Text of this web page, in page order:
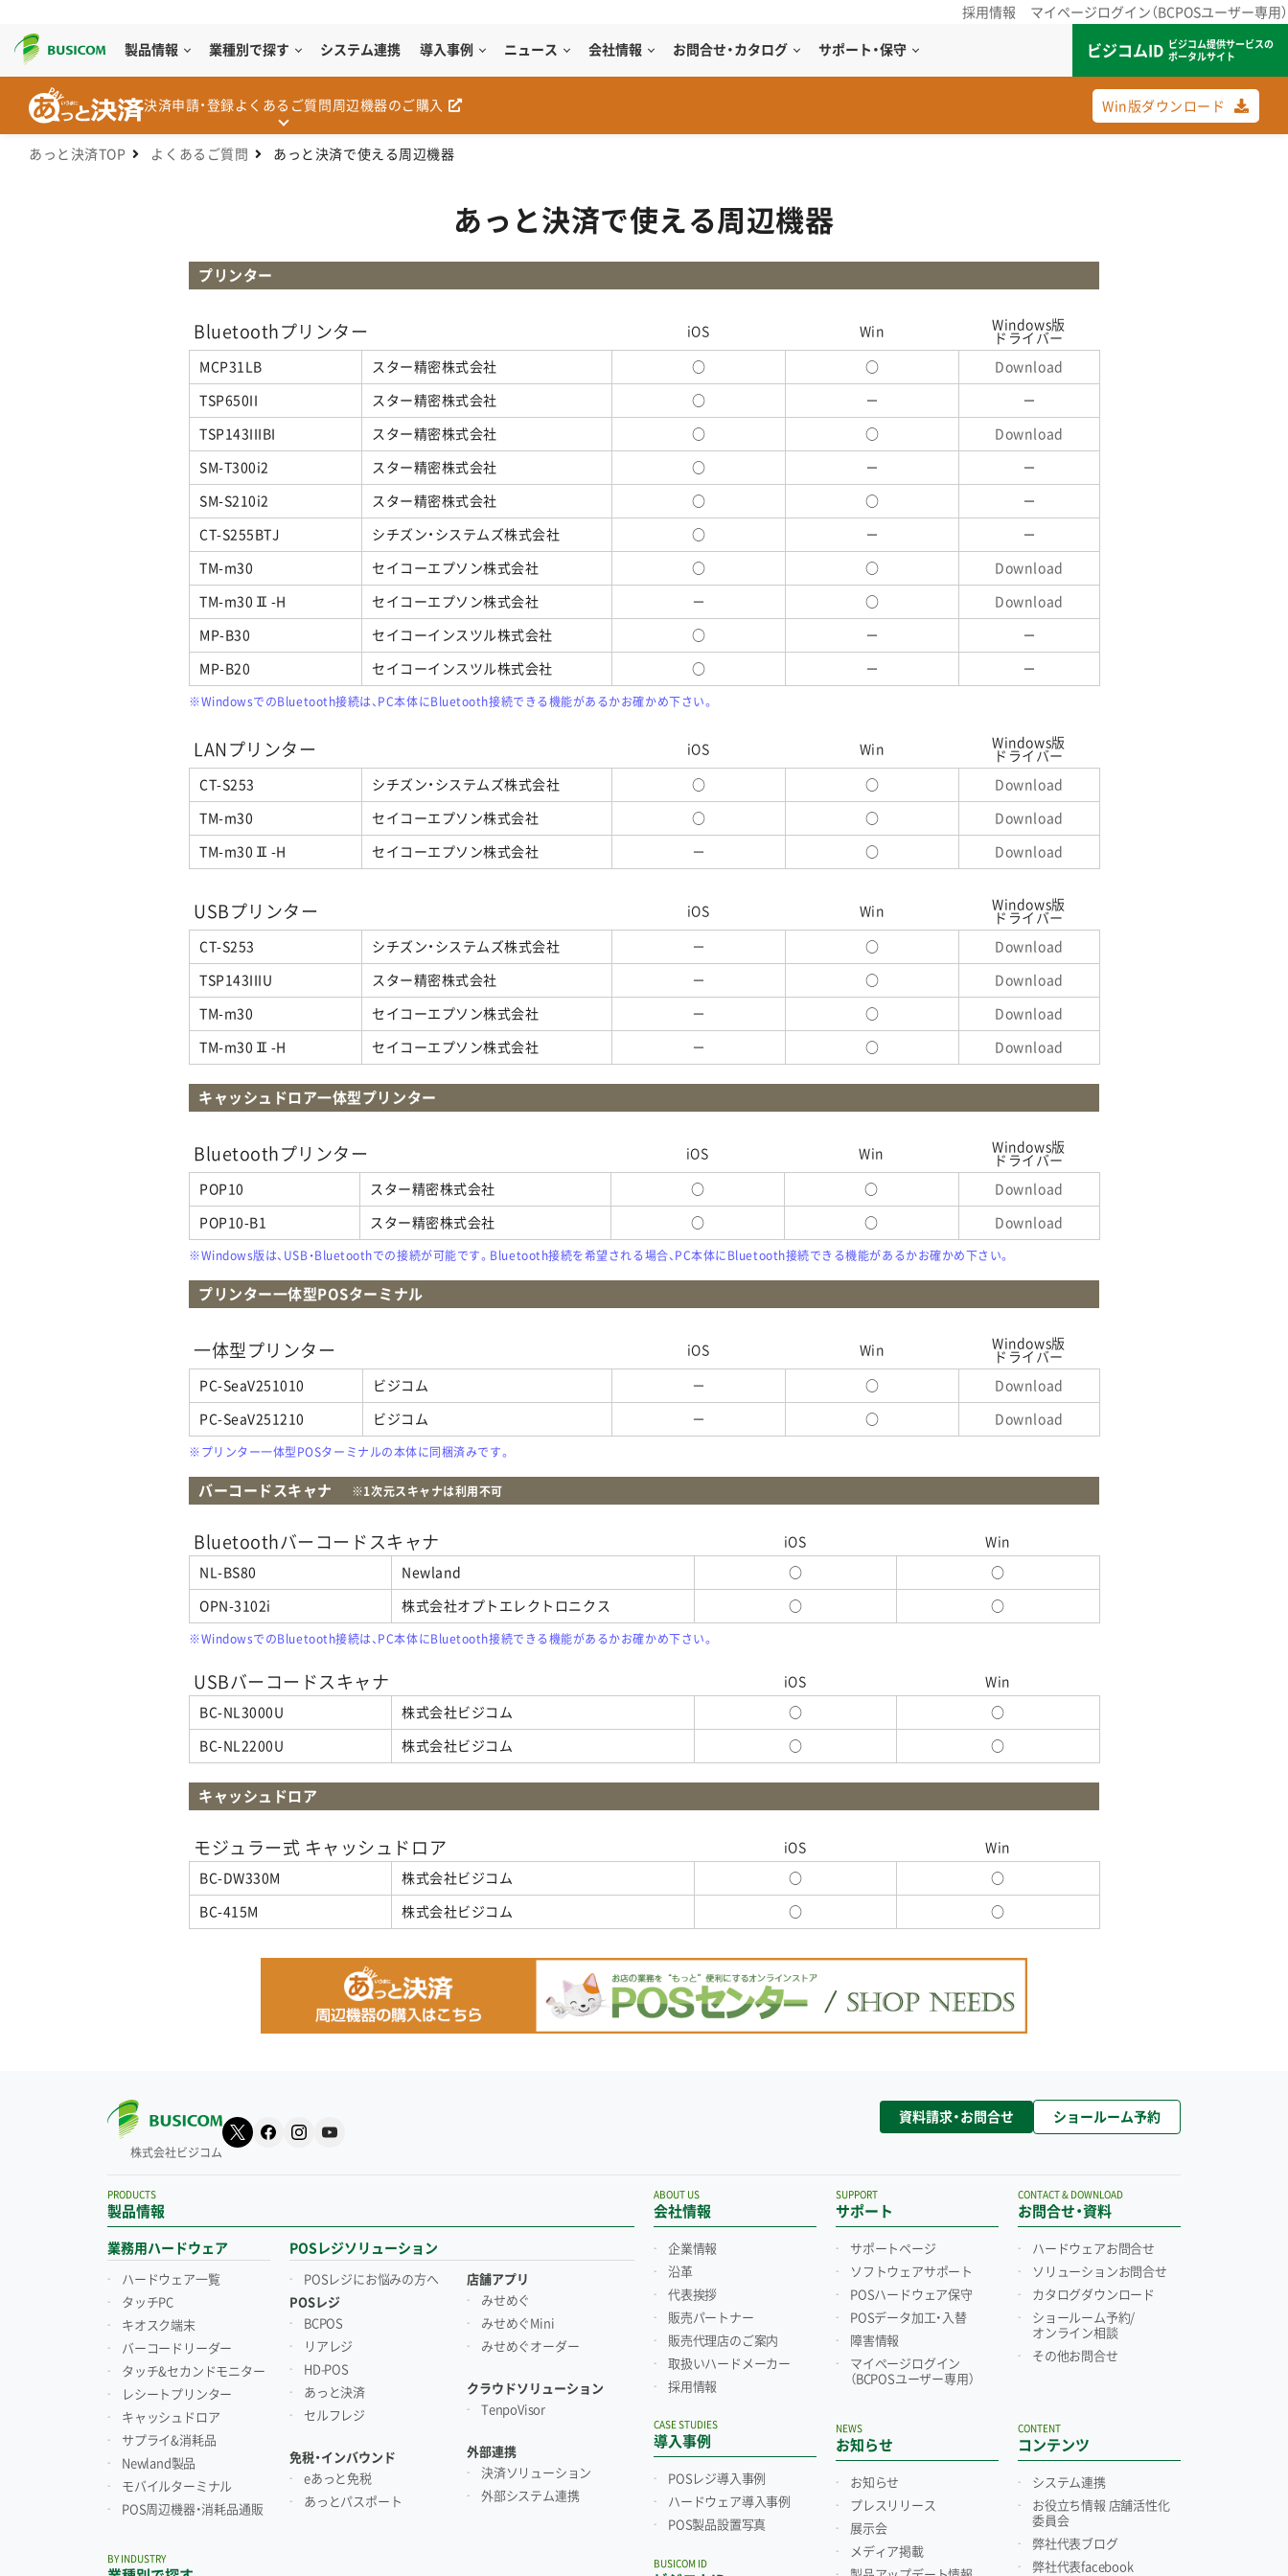
採用情報 マイページログイン（BCPOSユーザー専用）
製品情報 業種別で探す システム連携 導入事例 ニュース 会社情報 お問合せ・カタログ サポート・保守 ビジコムID
ビジコム提供サービスの
ポータルサイト
決済申請・登録 よくあるご質問 周辺機器のご購入 Win版ダウンロード
あっと決済TOP よくあるご質問 あっと決済で使える周辺機器
あっと決済で使える周辺機器
プリンター
Bluetoothプリンター iOS Win
Windows版
ドライバー
MCP31LB スター精密株式会社 ○ ○ Download
TSP650II スター精密株式会社 ○ － －
TSP143IIIBI スター精密株式会社 ○ ○ Download
SM-T300i2 スター精密株式会社 ○ － －
SM-S210i2 スター精密株式会社 ○ ○ －
CT-S255BTJ シチズン・システムズ株式会社 ○ － －
TM-m30 セイコーエプソン株式会社 ○ ○ Download
TM-m30Ⅱ-H セイコーエプソン株式会社 － ○ Download
MP-B30 セイコーインスツル株式会社 ○ － －
MP-B20 セイコーインスツル株式会社 ○ － －
※WindowsでのBluetooth接続は、PC本体にBluetooth接続できる機能があるかお確かめ下さい。
LANプリンター iOS Win
Windows版
ドライバー
CT-S253 シチズン・システムズ株式会社 ○ ○ Download
TM-m30 セイコーエプソン株式会社 ○ ○ Download
TM-m30Ⅱ-H セイコーエプソン株式会社 － ○ Download
USBプリンター iOS Win
Windows版
ドライバー
CT-S253 シチズン・システムズ株式会社 － ○ Download
TSP143IIIU スター精密株式会社 － ○ Download
TM-m30 セイコーエプソン株式会社 － ○ Download
TM-m30Ⅱ-H セイコーエプソン株式会社 － ○ Download
キャッシュドロア一体型プリンター
Bluetoothプリンター iOS Win
Windows版
ドライバー
POP10 スター精密株式会社 ○ ○ Download
POP10-B1 スター精密株式会社 ○ ○ Download
※Windows版は、USB・Bluetoothでの接続が可能です。Bluetooth接続を希望される場合、PC本体にBluetooth接続できる機能があるかお確かめ下さい。
プリンター一体型POSターミナル
一体型プリンター iOS Win
Windows版
ドライバー
PC-SeaV251010 ビジコム － ○ Download
PC-SeaV251210 ビジコム － ○ Download
※プリンター一体型POSターミナルの本体に同梱済みです。
バーコードスキャナ 1次元スキャナは利用不可
Bluetoothバーコードスキャナ iOS Win
NL-BS80 Newland ○ ○
OPN-3102i 株式会社オプトエレクトロニクス ○ ○
※WindowsでのBluetooth接続は、PC本体にBluetooth接続できる機能があるかお確かめ下さい。
USBバーコードスキャナ iOS Win
BC-NL3000U 株式会社ビジコム ○ ○
BC-NL2200U 株式会社ビジコム ○ ○
キャッシュドロア
モジュラー式 キャッシュドロア iOS Win
BC-DW330M 株式会社ビジコム ○ ○
BC-415M 株式会社ビジコム ○ ○
株式会社ビジコム
資料請求・お問合せ ショールーム予約
製品情報
PRODUCTS
業務用ハードウェア
ハードウェア一覧
タッチPC
キオスク端末
バーコードリーダー
タッチ&セカンドモニター
レシートプリンター
キャッシュドロア
サプライ&消耗品
Newland製品
モバイルターミナル
POS周辺機器・消耗品通販
POSレジソリューション
POSレジにお悩みの方へ
POSレジ
BCPOS
リアレジ
HD-POS
あっと決済
セルフレジ
免税・インバウンド
eあっと免税
あっとパスポート
店舗アプリ
みせめぐ
みせめぐMini
みせめぐオーダー
クラウドソリューション
TenpoVisor
外部連携
決済ソリューション
外部システム連携
BY INDUSTRY
会社情報
ABOUT US
企業情報
沿革
代表挨拶
販売パートナー
販売代理店のご案内
取扱いハードメーカー
採用情報
導入事例
CASE STUDIES
POSレジ導入事例
ハードウェア導入事例
POS製品設置写真
BUSICOM ID
サポート
SUPPORT
サポートページ
ソフトウェアサポート
POSハードウェア保守
POSデータ加工・入替
障害情報
マイページログイン
（BCPOSユーザー専用）
お知らせ
NEWS
お知らせ
プレスリリース
展示会
メディア掲載
お問合せ・資料
CONTACT & DOWNLOAD
ハードウェアお問合せ
ソリューションお問合せ
カタログダウンロード
ショールーム予約/
オンライン相談
その他お問合せ
コンテンツ
CONTENT
システム連携
お役立ち情報 店舗活性化
委員会
弊社代表ブログ
弊社代表facebook